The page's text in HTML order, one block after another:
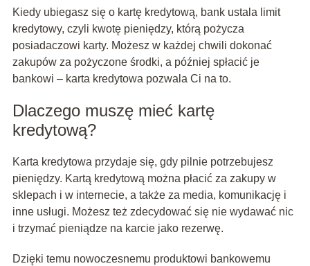
Kiedy ubiegasz się o kartę kredytową, bank ustala limit
kredytowy, czyli kwotę pieniędzy, którą pożycza
posiadaczowi karty. Możesz w każdej chwili dokonać
zakupów za pożyczone środki, a później spłacić je
bankowi – karta kredytowa pozwala Ci na to.
Dlaczego muszę mieć kartę
kredytową?
Karta kredytowa przydaje się, gdy pilnie potrzebujesz
pieniędzy. Kartą kredytową można płacić za zakupy w
sklepach i w internecie, a także za media, komunikację i
inne usługi. Możesz też zdecydować się nie wydawać nic
i trzymać pieniądze na karcie jako rezerwę.
Dzięki temu nowoczesnemu produktowi bankowemu